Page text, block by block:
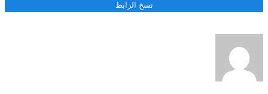
نسخ الرابط